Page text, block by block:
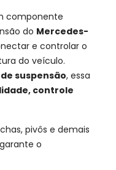
componente
do Mercedes-
e controlar o
do veículo.
suspensão, essa
controle
pivôs e demais
o